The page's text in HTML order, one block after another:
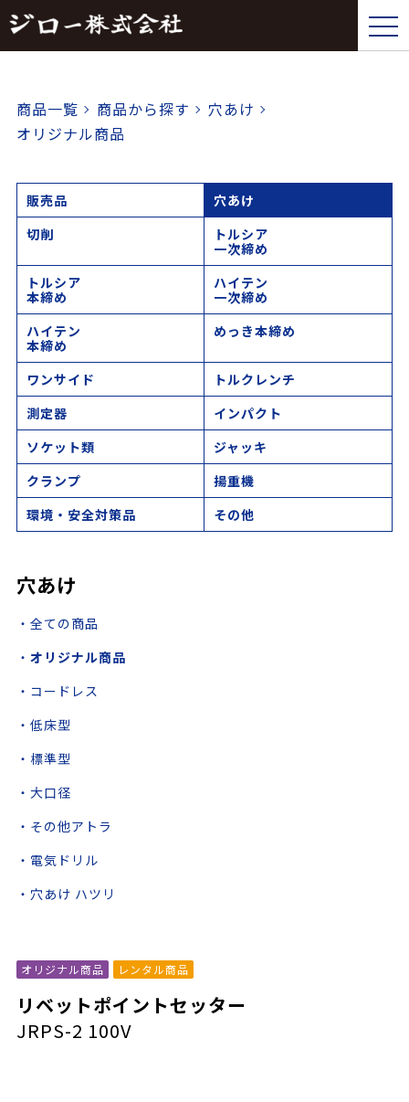
商品一覧 商品から探す
穴あけ
オリジナル商品
販売品
穴あけ
切削
トルシア
一次締め
トルシア
本締め
ハイテン
一次締め
ハイテン
本締め
めっき本締め
ワンサイド
トルクレンチ
測定器
インパクト
ソケット類
ジャッキ
クランプ
揚重機
環境・安全対策品
その他
穴あけ
・全ての商品
・ オリジナル商品
・コードレス
・低床型
・標準型
・大口径
・その他アトラ
・電気ドリル
・穴あけ ハツリ
オリジナル商品 レンタル商品
リベットポイントセッター
JRPS-2 100V